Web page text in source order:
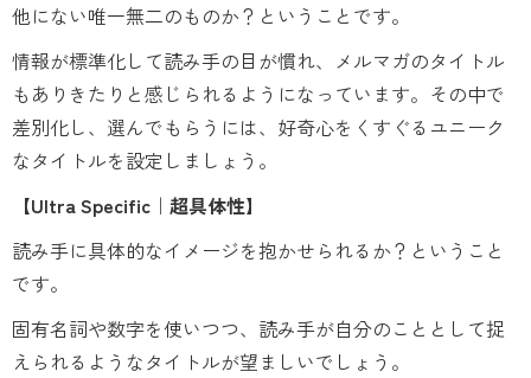
他にない唯一無二のものか？ということです。
情報が標準化して読み手の目が慣れ、メルマガのタイトル
もありきたりと感じられるようになっています。その中で
差別化し、選んでもらうには、好奇心をくすぐるユニーク
なタイトルを設定しましょう。
【Ultra Specific｜超具体性】
読み手に具体的なイメージを抱かせられるか？ということ
です。
固有名詞や数字を使いつつ、読み手が自分のこととして捉
えられるようなタイトルが望ましいでしょう。